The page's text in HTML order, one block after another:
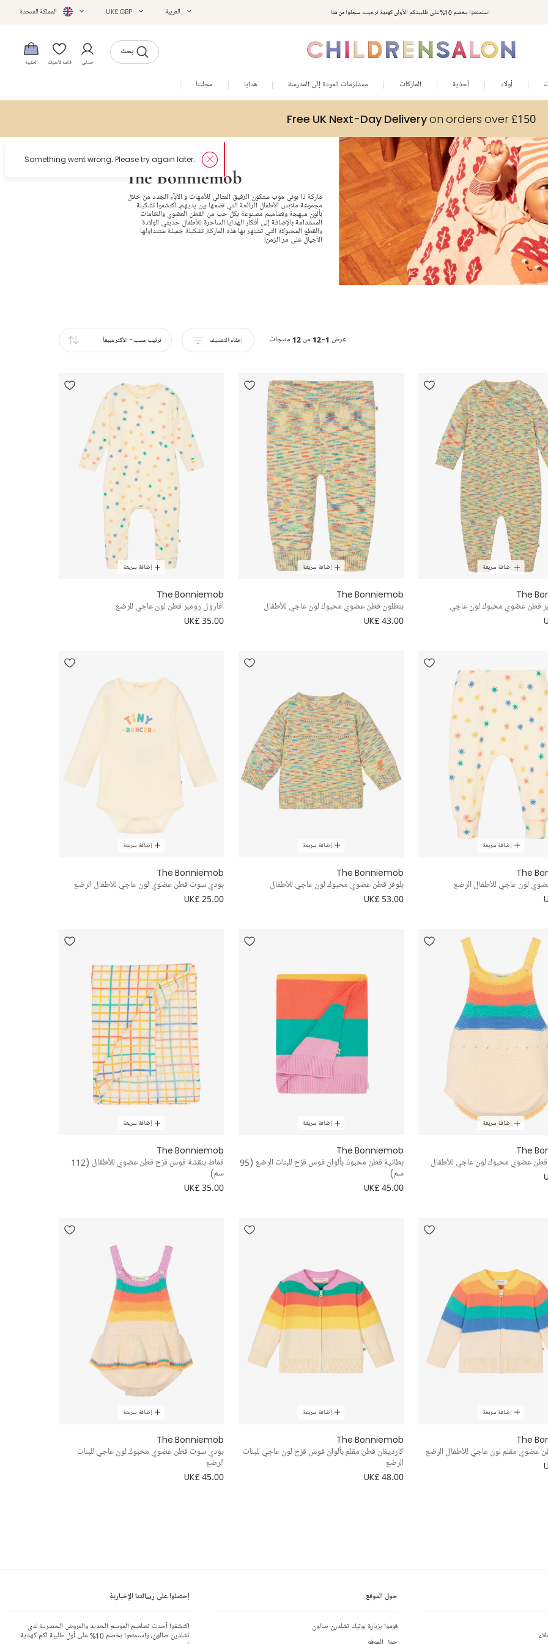
استمتعوا بخصم 10% على طلبيتكم الأولى كهدية ترحيب. سجلوا من هنا العربية UK£ GBP المملكة المتحدة
بحث
حسابي قائمة الأمنيات الحقيبة
أولاد أحذية الماركات مستلزمات العودة إلى المدرسة هدايا مجلتنا
Free UK Next-Day Deliveryon orders over £150
The Bonniemob
ماركة ذا بوني موب ستكون الرفيق المثالي للأمهات و الأبآء الجدد من خلال
مجموعة ملابس الأطفال الرائعة التي تضعها بين يديهم. اكتشفوا تشكيلة
بألون مبهجة وتصاميم مصنوعة بكل حب من القطن العضوي والخامات
المستدامة بالإضافة إلى أفكار الهدايا الساحرة للأطفال حديثي الولادة
والقطع المحبوكة التي تشتهر بها هذه الماركة. تشكيلة جميلة ستتداولها
الأجيال على مر الزمن!
عرض 1-12 من 12 منتجات إخفاء التصنيف ترتيب حسب- الأكثر مبيعاً
إضافة سريعة
The
قطن عضوي محبوك لون عاجي
إضافة سريعة
The Bonniemob
بنطلون قطن عضوي محبوك لون عاجي للأطفال
UK£ 43.00
إضافة سريعة
The Bonniemob
أفارول رومبر قطن لون عاجي للرضع
UK£ 35.00
إضافة سريعة
The
لون عاجي للأطفال الرضع
إضافة سريعة
The Bonniemob
بلوفر قطن عضوي محبوك لون عاجي للأطفال
UK£ 53.00
إضافة سريعة
The Bonniemob
بودي سوت قطن عضوي لون عاجي للأطفال الرضع
UK£ 25.00
إضافة سريعة
The
عضوي محبوك لون عاجي للأطفال
إضافة سريعة
The Bonniemob
بطانية قطن محبوك بألوان قوس قزح للبنات الرضع (95
سم)
UK£ 45.00
إضافة سريعة
The Bonniemob
قماط بنقشة قوس قزح قطن عضوي للأطفال (112
سم)
UK£ 35.00
إضافة سريعة
The
عضوي مقلم لون عاجي للأطفال الرضع
إضافة سريعة
The Bonniemob
كارديغان قطن مقلم بألوان قوس قزح لون عاجي للبنات
الرضع
UK£ 48.00
إضافة سريعة
The Bonniemob
بودي سوت قطن عضوي محبوك لون عاجي للبنات
الرضع
UK£ 45.00
حول الموقع
قوموا بزيارة بوتيك تشلدرن صالون
حول الموقع
إحصلوا على رسالتنا الإخبارية
اكتشفوا أحدث تصاميم الموسم الجديد والعروض الحصرية لدى
تشلدرن صالون، واستمتعوا بخصم 10% على أول طلبية لكم كهدية